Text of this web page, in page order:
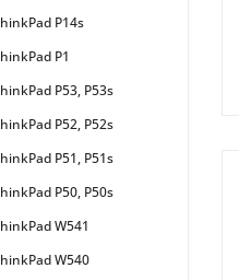
P14s
P1
P53, P53s
P52, P52s
P51, P51s
P50, P50s
W541
W540